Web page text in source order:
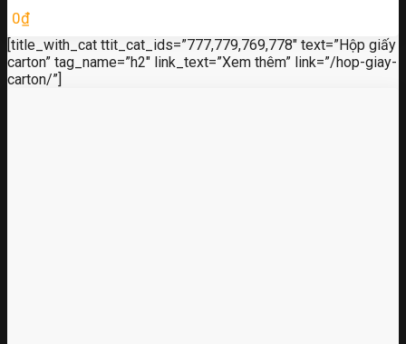
0₫
[title_with_cat ttit_cat_ids=”777,779,769,778″ text=”Hộp giấy
carton” tag_name=”h2″ link_text=”Xem thêm” link=”/hop-giay-
carton/”]